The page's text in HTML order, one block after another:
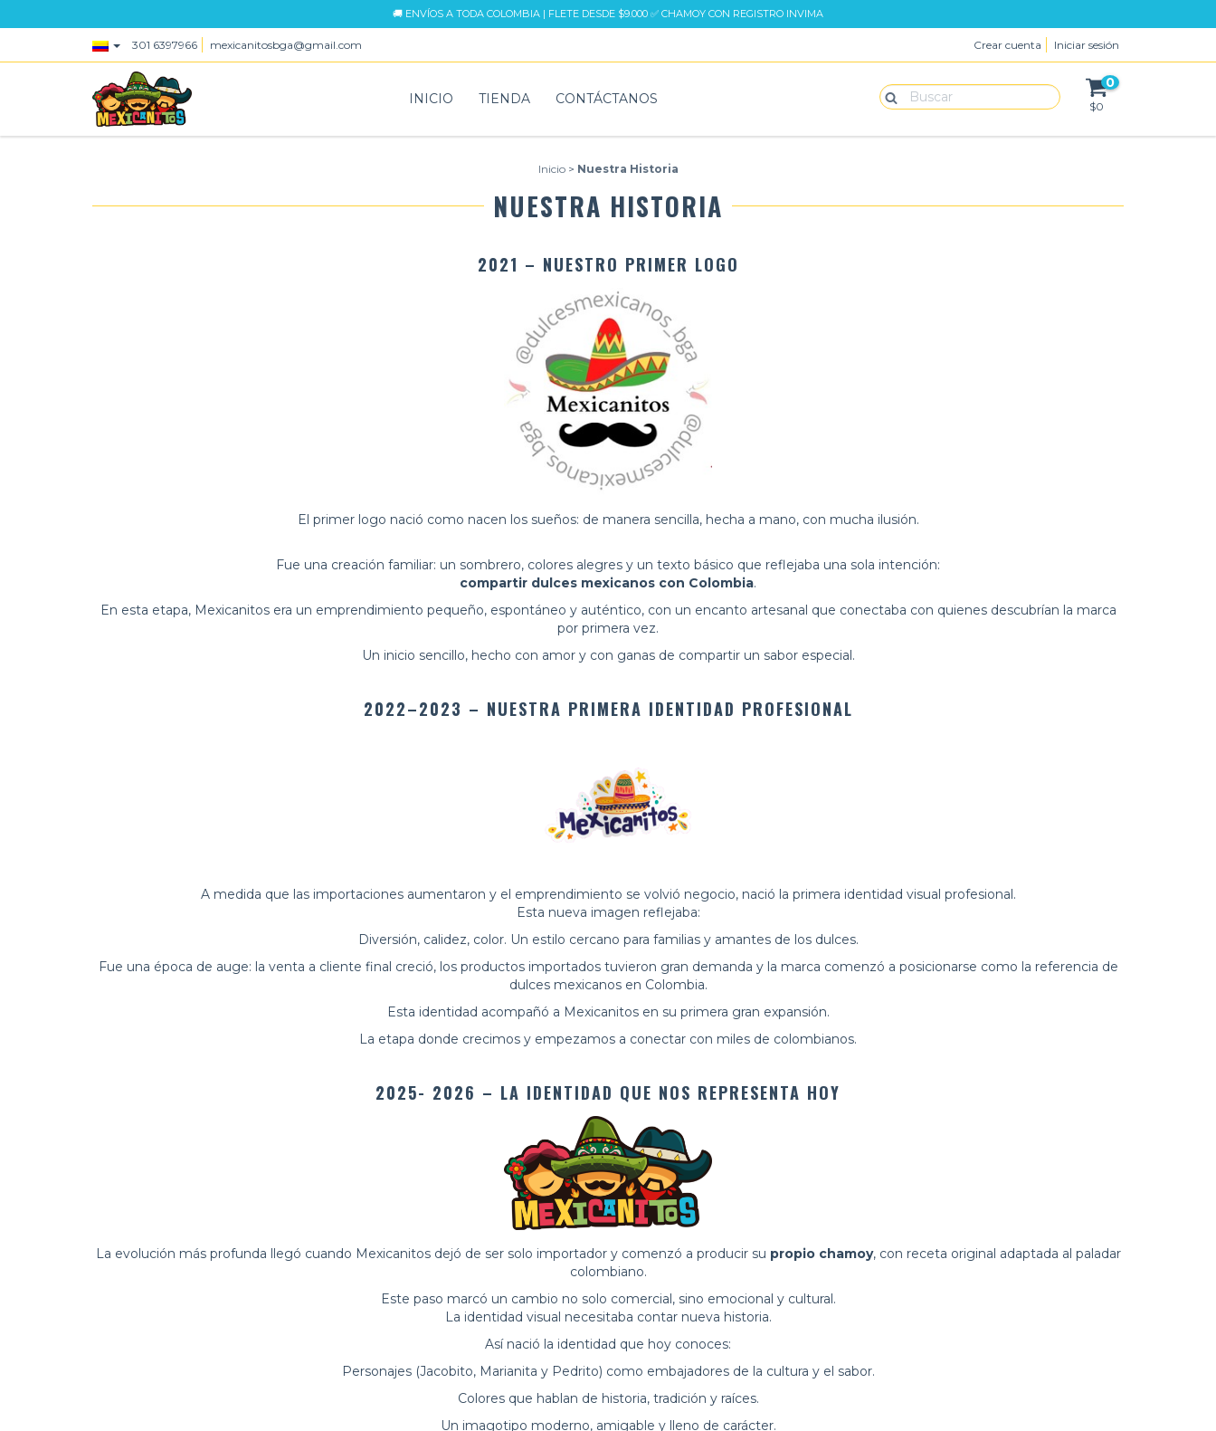
🚚 ENVÍOS A TODA COLOMBIA | FLETE DESDE $9.000 ✅ CHAMOY CON REGISTRO INVIMA
301 6397966 mexicanitosbga@gmail.com Crear cuenta Iniciar sesión
INICIO TIENDA CONTÁCTANOS
0
$0
Inicio > Nuestra Historia
NUESTRA HISTORIA
2021 – NUESTRO PRIMER LOGO
El primer logo nació como nacen los sueños: de manera sencilla, hecha a mano, con mucha ilusión.
Fue una creación familiar: un sombrero, colores alegres y un texto básico que reflejaba una sola intención:
compartir dulces mexicanos con Colombia.
En esta etapa, Mexicanitos era un emprendimiento pequeño, espontáneo y auténtico, con un encanto artesanal que conectaba con quienes descubrían la marca
por primera vez.
Un inicio sencillo, hecho con amor y con ganas de compartir un sabor especial.
2022–2023 – NUESTRA PRIMERA IDENTIDAD PROFESIONAL
A medida que las importaciones aumentaron y el emprendimiento se volvió negocio, nació la primera identidad visual profesional.
Esta nueva imagen reflejaba:
Diversión, calidez, color. Un estilo cercano para familias y amantes de los dulces.
Fue una época de auge: la venta a cliente final creció, los productos importados tuvieron gran demanda y la marca comenzó a posicionarse como la referencia de
dulces mexicanos en Colombia.
Esta identidad acompañó a Mexicanitos en su primera gran expansión.
La etapa donde crecimos y empezamos a conectar con miles de colombianos.
2025- 2026 – LA IDENTIDAD QUE NOS REPRESENTA HOY
La evolución más profunda llegó cuando Mexicanitos dejó de ser solo importador y comenzó a producir su propio chamoy, con receta original adaptada al paladar
colombiano.
Este paso marcó un cambio no solo comercial, sino emocional y cultural.
La identidad visual necesitaba contar nueva historia.
Así nació la identidad que hoy conoces:
Personajes (Jacobito, Marianita y Pedrito) como embajadores de la cultura y el sabor.
Colores que hablan de historia, tradición y raíces.
Un imagotipo moderno, amigable y lleno de carácter.